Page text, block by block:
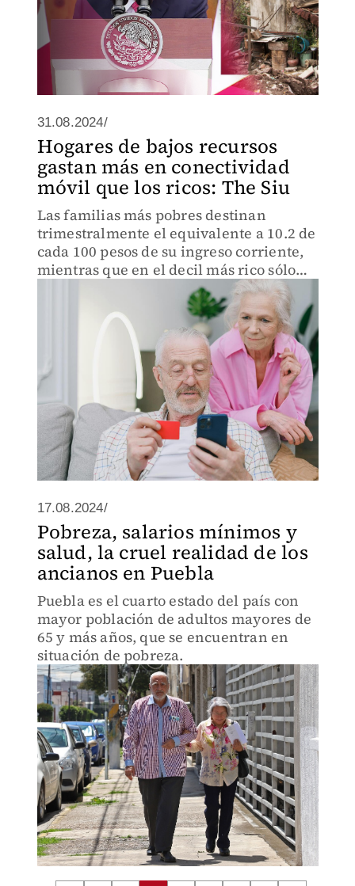
31.08.2024/
Hogares de bajos recursos
gastan más en conectividad
móvil que los ricos: The Siu
Las familias más pobres destinan
trimestralmente el equivalente a 10.2 de
cada 100 pesos de su ingreso corriente,
mientras que en el decil más rico sólo
destinó 4.7 de cada 100
17.08.2024/
Pobreza, salarios mínimos y
salud, la cruel realidad de los
ancianos en Puebla
Puebla es el cuarto estado del país con
mayor población de adultos mayores de
65 y más años, que se encuentran en
situación de pobreza.